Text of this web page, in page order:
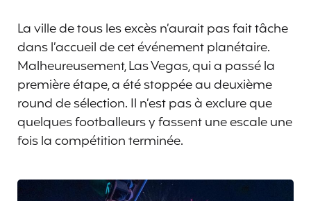
La ville de tous les excès n’aurait pas fait tâche
dans l’accueil de cet événement planétaire.
Malheureusement, Las Vegas, qui a passé la
première étape, a été stoppée au deuxième
round de sélection. Il n’est pas à exclure que
quelques footballeurs y fassent une escale une
fois la compétition terminée.